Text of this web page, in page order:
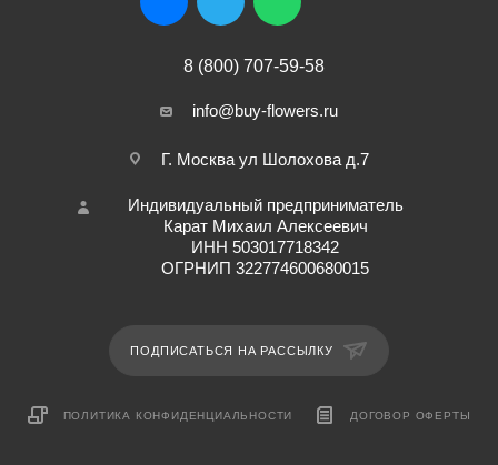
8 (800) 707-59-58
info@buy-flowers.ru
Г. Москва ул Шолохова д.7
Индивидуальный предприниматель
Карат Михаил Алексеевич
ИНН 503017718342
ОГРНИП 322774600680015
ПОДПИСАТЬСЯ НА РАССЫЛКУ
ПОЛИТИКА КОНФИДЕНЦИАЛЬНОСТИ ДОГОВОР ОФЕРТЫ